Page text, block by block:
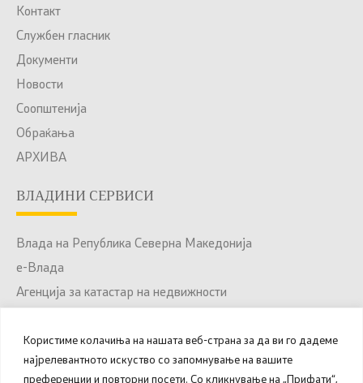
Користиме колачиња на нашата веб-страна за да ви го дадеме
најрелевантното искуство со запомнување на вашите
преференции и повторни посети. Со кликнување на „Прифати“,
Контакт
Службен гласник
Документи
Новости
Соопштенија
Обраќања
АРХИВА
ВЛАДИНИ СЕРВИСИ
Влада на Република Северна Македонија
е-Влада
Агенција за катастар на недвижности
Портал за отворени податоци
Национален Портал за е-Услуги